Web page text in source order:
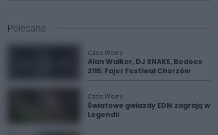
Polecane
Czas Wolny
Alan Walker, DJ SNAKE, Bedoes
2115: Fajer Festiwal Chorzów
Czas Wolny
Światowe gwiazdy EDM zagrają w
Legendii